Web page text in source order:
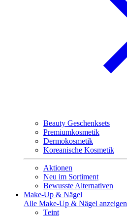
Beauty Geschenksets
Premiumkosmetik
Dermokosmetik
Koreanische Kosmetik
Aktionen
Neu im Sortiment
Bewusste Alternativen
Make-Up & Nägel
Alle Make-Up & Nägel anzeigen
Teint